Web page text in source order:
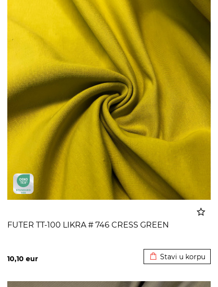
FUTER TT-100 LIKRA # 746 CRESS GREEN
10,10 eur Stavi u korpu